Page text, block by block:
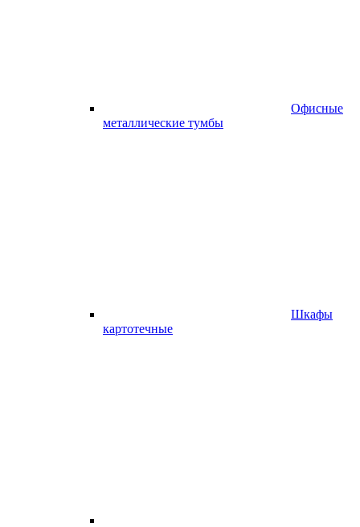
Офисные
металлические тумбы
Шкафы
картотечные